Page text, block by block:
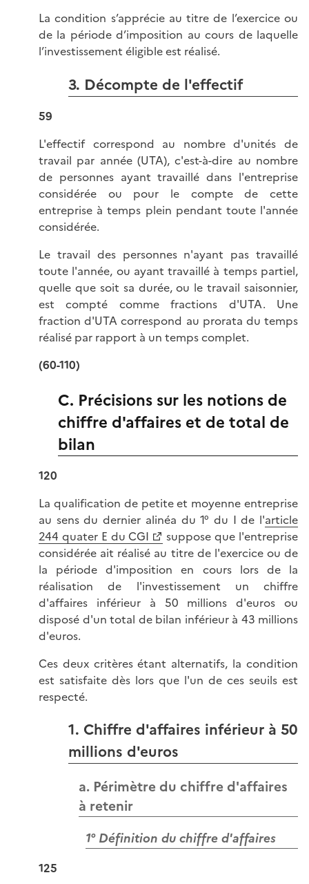
La condition s’apprécie au titre de l’exercice ou
de la période d’imposition au cours de laquelle
l’investissement éligible est réalisé.
3. Décompte de l'effectif
59
L'effectif correspond au nombre d'unités de
travail par année (UTA), c'est-à-dire au nombre
de personnes ayant travaillé dans l'entreprise
considérée ou pour le compte de cette
entreprise à temps plein pendant toute l'année
considérée.
Le travail des personnes n'ayant pas travaillé
toute l'année, ou ayant travaillé à temps partiel,
quelle que soit sa durée, ou le travail saisonnier,
est compté comme fractions d'UTA. Une
fraction d'UTA correspond au prorata du temps
réalisé par rapport à un temps complet.
(60-110)
C. Précisions sur les notions de
chiffre d'affaires et de total de
bilan
120
La qualification de petite et moyenne entreprise
au sens du dernier alinéa du 1° du I de l'article
244 quater E du CGI
suppose que l'entreprise
considérée ait réalisé au titre de l'exercice ou de
la période d'imposition en cours lors de la
réalisation de l'investissement un chiffre
d'affaires inférieur à 50 millions d'euros ou
disposé d'un total de bilan inférieur à 43 millions
d'euros.
Ces deux critères étant alternatifs, la condition
est satisfaite dès lors que l'un de ces seuils est
respecté.
1. Chiffre d'affaires inférieur à 50
millions d'euros
a. Périmètre du chiffre d'affaires
à retenir
1° Définition du chiffre d'affaires
125